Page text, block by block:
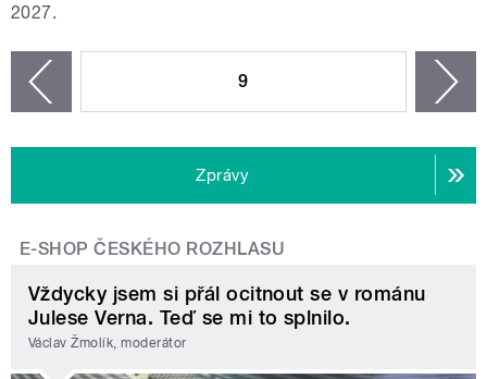
2027.
9
Zprávy
E-SHOP ČESKÉHO ROZHLASU
Vždycky jsem si přál ocitnout se v románu
Julese Verna. Teď se mi to splnilo.
Václav Žmolík, moderátor